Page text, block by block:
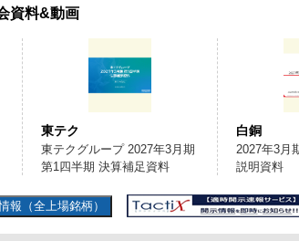
資料&動画
東テク
東テクグループ 2027年3月期
第1四半期 決算補足資料
白銅
2027年3月
説明資料
報（全上場銘柄）